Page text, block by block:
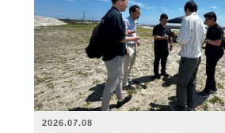
2026.07.08